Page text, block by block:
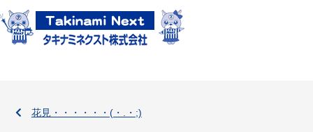
花見・・・・・・(・.・;)